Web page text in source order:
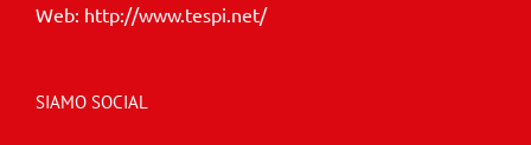
Web: http://www.tespi.net/
SIAMO SOCIAL